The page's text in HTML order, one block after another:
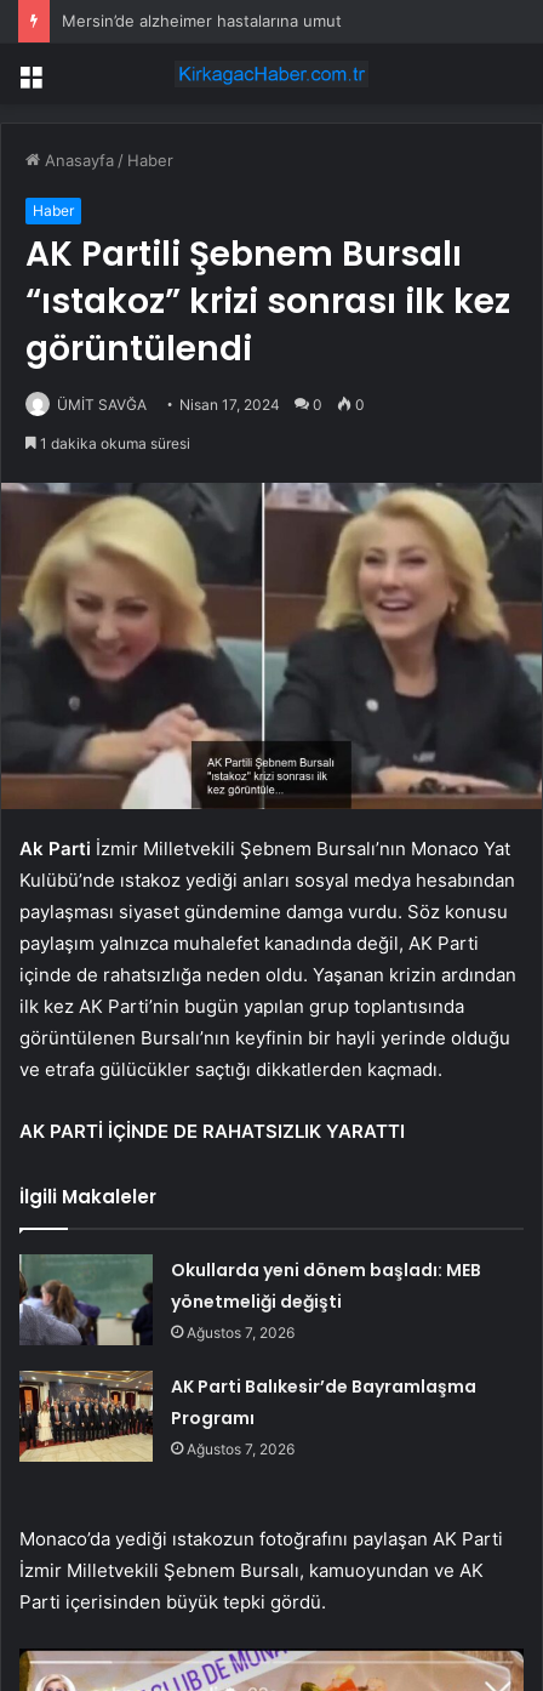
Mersin’de alzheimer hastalarına umut
Menü
Anasayfa / Haber
Haber
AK Partili Şebnem Bursalı
“ıstakoz” krizi sonrası ilk kez
görüntülendi
ÜMİT SAVĞA Nisan 17, 2024 0 0
1 dakika okuma süresi
Ak Parti İzmir Milletvekili Şebnem Bursalı’nın Monaco Yat
Kulübü’nde ıstakoz yediği anları sosyal medya hesabından
paylaşması siyaset gündemine damga vurdu. Söz konusu
paylaşım yalnızca muhalefet kanadında değil, AK Parti
içinde de rahatsızlığa neden oldu. Yaşanan krizin ardından
ilk kez AK Parti’nin bugün yapılan grup toplantısında
görüntülenen Bursalı’nın keyfinin bir hayli yerinde olduğu
ve etrafa gülücükler saçtığı dikkatlerden kaçmadı.
AK PARTİ İÇİNDE DE RAHATSIZLIK YARATTI
İlgili Makaleler
Okullarda yeni dönem başladı: MEB
yönetmeliği değişti
Ağustos 7, 2026
AK Parti Balıkesir’de Bayramlaşma
Programı
Ağustos 7, 2026
Monaco’da yediği ıstakozun fotoğrafını paylaşan AK Parti
İzmir Milletvekili Şebnem Bursalı, kamuoyundan ve AK
Parti içerisinden büyük tepki gördü.